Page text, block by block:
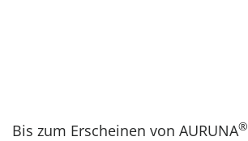
Bis zum Erscheinen von AURUNA®